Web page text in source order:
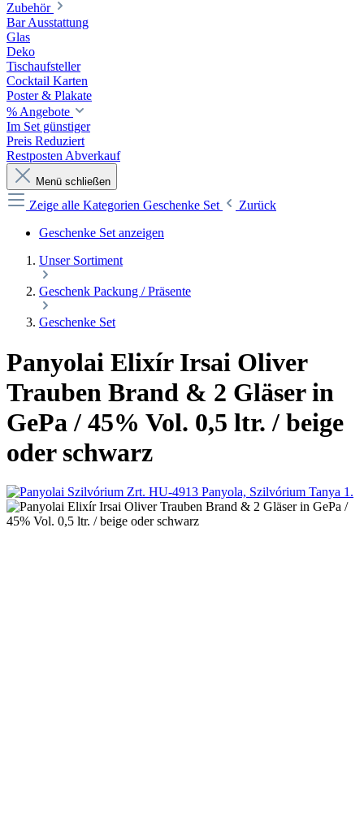
Zubehör
Bar Ausstattung
Glas
Deko
Tischaufsteller
Cocktail Karten
Poster & Plakate
% Angebote
Im Set günstiger
Preis Reduziert
Restposten Abverkauf
Menü schließen
Zeige alle Kategorien Geschenke Set
Zurück
Geschenke Set anzeigen
Unser Sortiment
Geschenk Packung / Präsente
Geschenke Set
Panyolai Elixír Irsai Oliver
Trauben Brand & 2 Gläser in
GePa / 45% Vol. 0,5 ltr. / beige
oder schwarz